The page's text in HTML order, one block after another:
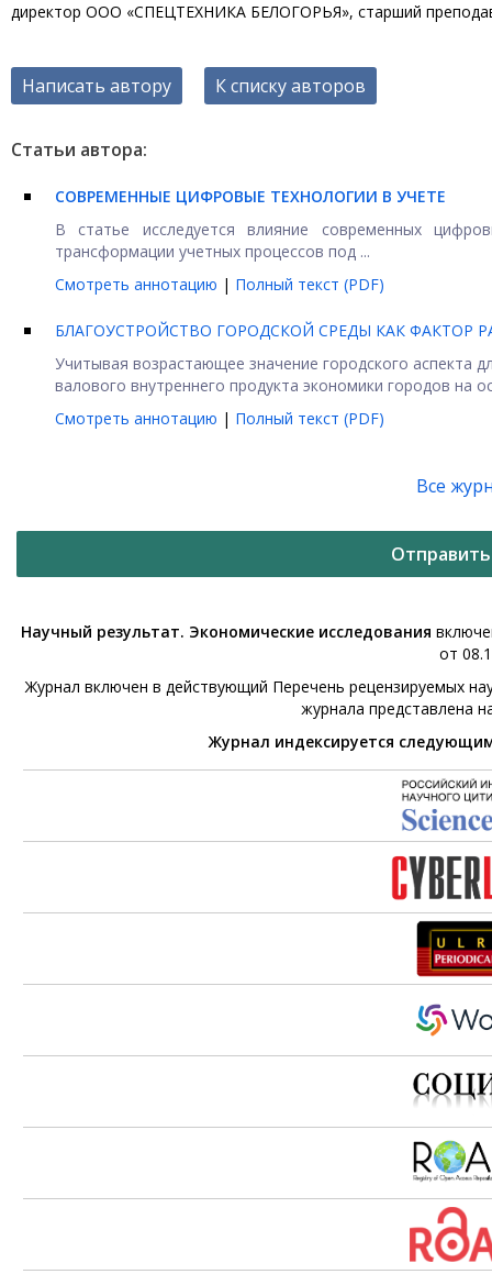
директор ООО «СПЕЦТЕХНИКА БЕЛОГОРЬЯ», старший
Написать автору К списку авторов
Статьи автора:
СОВРЕМЕННЫЕ ЦИФРОВЫЕ ТЕХНОЛОГИИ В УЧЕТЕ
В статье исследуется влияние современных
трансформации учетных процессов под ...
Смотреть аннотацию | Полный текст (PDF)
БЛАГОУСТРОЙСТВО ГОРОДСКОЙ СРЕДЫ КАК ФАКТОР
Учитывая возрастающее значение городского аспекта
валового внутреннего продукта экономики городов на
Смотреть аннотацию | Полный текст (PDF)
Все
Научный результат. Экономические исследования
от
Журнал включен в действующий Перечень рецензируемых
журнала представлена
Журнал индексируется